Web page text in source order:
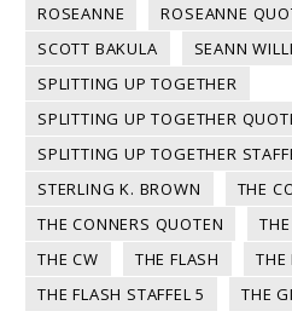
ROSEANNE ROSEANNE
SCOTT BAKULA
SEANN
SPLITTING UP TOGETHER
SPLITTING UP TOGETHER
SPLITTING UP TOGETHER
STERLING K. BROWN
THE
THE CONNERS QUOTEN
THE CW
THE FLASH
THE
THE FLASH STAFFEL 5
THE